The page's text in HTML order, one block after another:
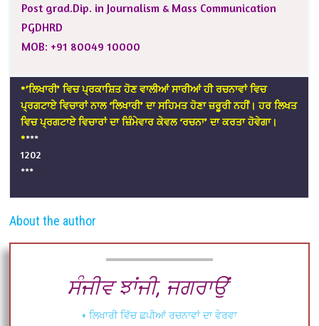
Post grad.Dip. in Journalism & Mass Communication
PGDHRD
MOB: +91 80049 10000
*’ਲਿਖਾਰੀ’ ਵਿਚ ਪ੍ਰਕਾਸ਼ਿਤ ਹੋਣ ਵਾਲੀਆਂ ਸਾਰੀਆਂ ਹੀ ਰਚਨਾਵਾਂ ਵਿਚ
ਪ੍ਰਗਟਾਏ ਵਿਚਾਰਾਂ ਨਾਲ ‘ਲਿਖਾਰੀ’ ਦਾ ਸਹਿਮਤ ਹੋਣਾ ਜ਼ਰੂਰੀ ਨਹੀਂ। ਹਰ ਲਿਖਤ
ਵਿਚ ਪ੍ਰਗਟਾਏ ਵਿਚਾਰਾਂ ਦਾ ਜ਼ਿੰਮੇਵਾਰ ਕੇਵਲ ‘ਰਚਨਾ’ ਦਾ ਕਰਤਾ ਹੋਵੇਗਾ।
****
1202
***
About the author
ਸੰਜੀਵ ਝਾਂਜੀ, ਜਗਰਾਉਂ
+ ਲਿਖਾਰੀ ਵਿੱਚ ਛਪੀਆਂ ਰਚਨਾਵਾਂ ਦਾ ਵੇਰਵਾ